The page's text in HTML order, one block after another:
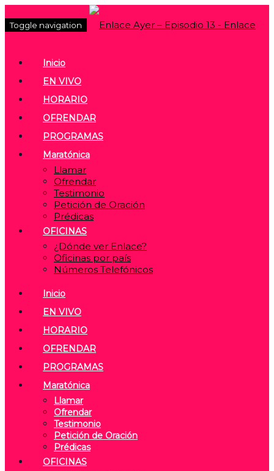
Toggle navigation
Inicio
EN VIVO
HORARIO
OFRENDAR
PROGRAMAS
Maratónica
Llamar
Ofrendar
Testimonio
Petición de Oración
Prédicas
OFICINAS
¿Dónde ver Enlace?
Oficinas por país
Números Telefónicos
Inicio
EN VIVO
HORARIO
OFRENDAR
PROGRAMAS
Maratónica
Llamar
Ofrendar
Testimonio
Petición de Oración
Prédicas
OFICINAS